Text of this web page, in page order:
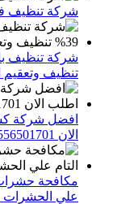
شركة تنظيف
تنظيف وتعقيم
الان 0556501701‬‏ – تقارير معتمدة
علي الحشرات